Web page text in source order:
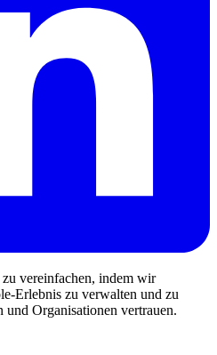
vereinfachen, indem wir
Erlebnis zu verwalten und zu
und Organisationen vertrauen.